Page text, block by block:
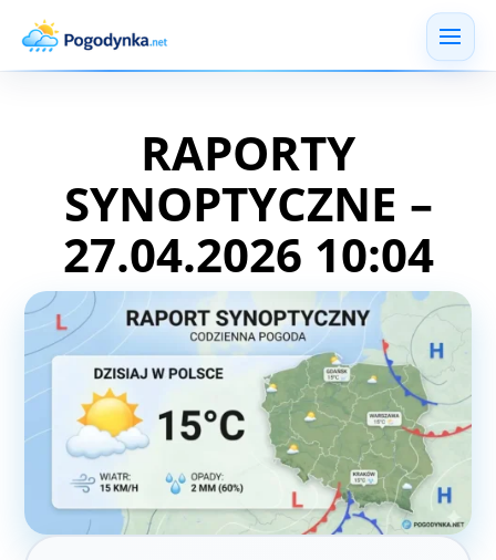
RAPORTY
SYNOPTYCZNE –
27.04.2026 10:04